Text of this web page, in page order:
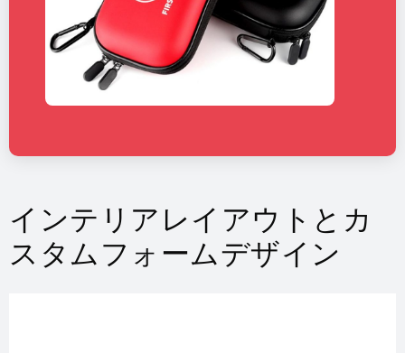
インテリアレイアウトとカ
スタムフォームデザイン